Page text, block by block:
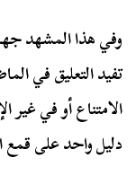
وفي هذا المشهد
تفيد التعليق في
الامتناع أو في غير
دليل واحد على قمع